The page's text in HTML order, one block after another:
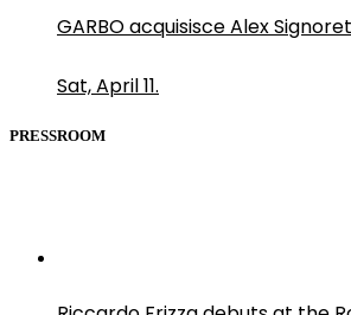
GARBO acquisisce Alex
Sat, April 11.
PRESSROOM